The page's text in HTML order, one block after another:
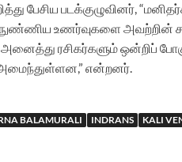
பேசிய படக்குழுவினர்,
உணர்வுகளை அவற்றின்
ரசிகர்களும் ஒன்றிப்
என்றனர்.
BALAMURALI INDRANS KALI